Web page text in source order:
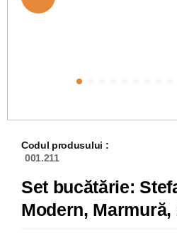
Codul produsului :
001.211
Set bucătărie:
Modern, Marmură,